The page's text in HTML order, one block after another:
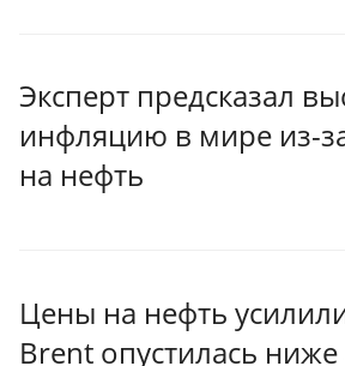
Эксперт предсказал
инфляцию в мире из-
на нефть
Цены на нефть
Brent опустилась ниже